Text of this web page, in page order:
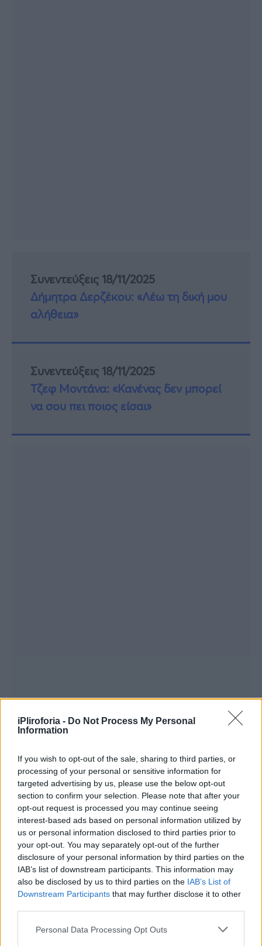
iPliroforia - Do Not Process My Personal
Information
If you wish to opt-out of the sale, sharing to third parties, or
processing of your personal or sensitive information for
targeted advertising by us, please use the below opt-out
section to confirm your selection. Please note that after your
opt-out request is processed you may continue seeing
interest-based ads based on personal information utilized by
us or personal information disclosed to third parties prior to
your opt-out. You may separately opt-out of the further
disclosure of your personal information by third parties on the
IAB’s list of downstream participants. This information may
also be disclosed by us to third parties on the IAB’s List of
Downstream Participants that may further disclose it to other
Personal Data Processing Opt Outs
Συνεντεύξεις 18/11/2025
Δήμητρα Δερζέκου: «Λέω τη δική μου
αλήθεια»
Συνεντεύξεις 18/11/2025
Τζεφ Μοντάνα: «Κανένας δεν μπορεί
να σου πει ποιος είσαι»
Δείτε τι δήλωσε ο Γιάννης
Τσορτέκης: